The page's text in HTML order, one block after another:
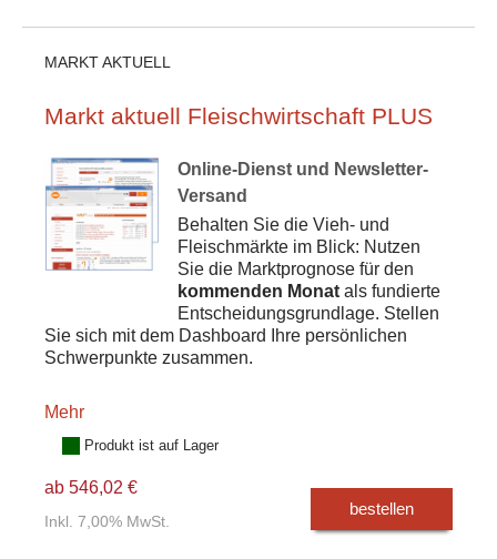
MARKT AKTUELL
Markt aktuell Fleischwirtschaft PLUS
Online-Dienst und Newsletter-
Versand
Behalten Sie die Vieh- und
Fleischmärkte im Blick: Nutzen
Sie die Marktprognose für den
kommenden Monat als fundierte
Entscheidungsgrundlage. Stellen
Sie sich mit dem Dashboard Ihre persönlichen
Schwerpunkte zusammen.
Mehr
Produkt ist auf Lager
ab 546,02 €
Inkl. 7,00% MwSt.
bestellen